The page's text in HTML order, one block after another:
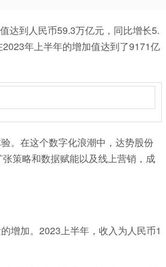
达到人民币59.3万亿元，同比增长5.
年上半年的增加值达到了9171亿
。在这个数字化浪潮中，达势股份
策略和数据赋能以及线上营销，成
增加。2023上半年，收入为人民币1